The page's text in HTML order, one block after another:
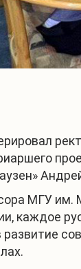
МГУ им.
каждое